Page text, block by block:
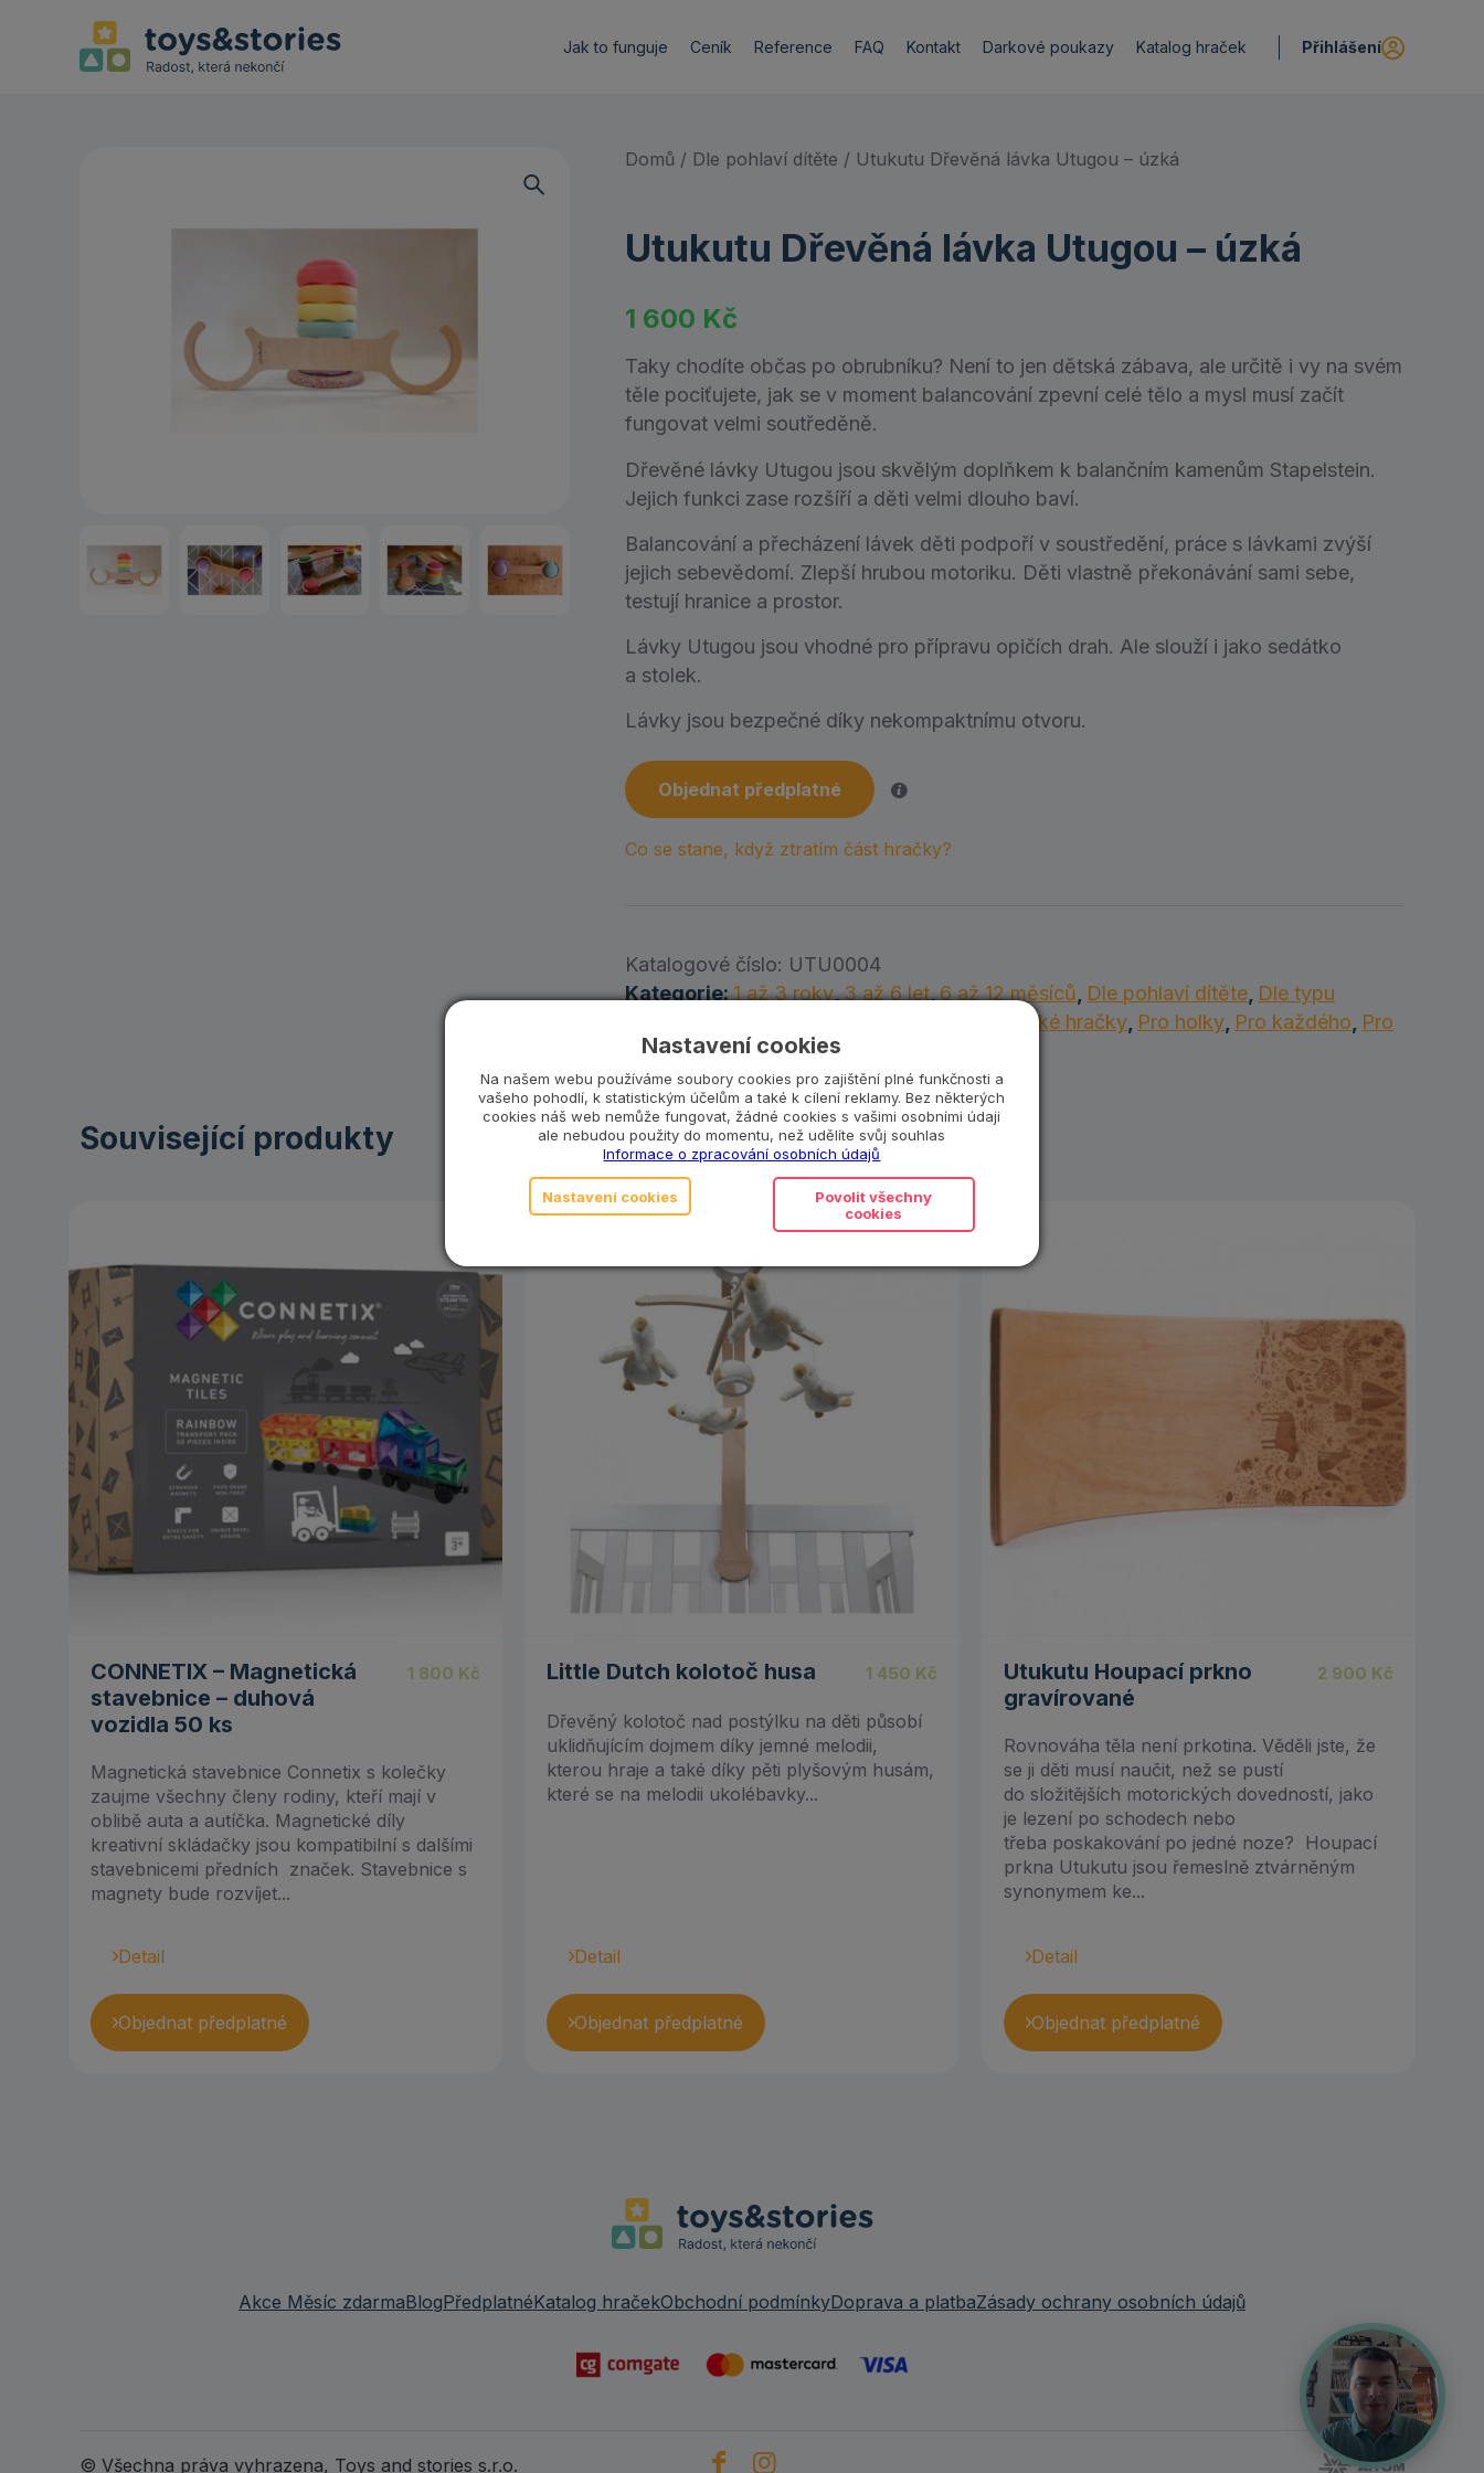
Jak to funguje Ceník Reference FAQ Kontakt Darkové poukazy Katalog hraček Přihlášení
Domů / Dle pohlaví dítěte / Utukutu Dřevěná lávka Utugou – úzká
Utukutu Dřevěná lávka Utugou – úzká
1 600 Kč
Taky chodíte občas po obrubníku? Není to jen dětská zábava, ale určitě i vy na svém
těle pociťujete, jak se v moment balancování zpevní celé tělo a mysl musí začít
fungovat velmi soutředěně.
Dřevěné lávky Utugou jsou skvělým doplňkem k balančním kamenům Stapelstein.
Jejich funkci zase rozšíří a děti velmi dlouho baví.
Balancování a přecházení lávek děti podpoří v soustředění, práce s lávkami zvýší
jejich sebevědomí. Zlepší hrubou motoriku. Děti vlastně překonávání sami sebe,
testují hranice a prostor.
Lávky Utugou jsou vhodné pro přípravu opičích drah. Ale slouží i jako sedátko
a stolek.
Lávky jsou bezpečné díky nekompaktnímu otvoru.
Objednat předplatné
Co se stane, když ztratím část hračky?
Katalogové číslo: UTU0004
Kategorie:1 až 3 roky,3 až 6 let,6 až 12 měsíců Dle pohlaví dítěte Dle typu
Motorické hračky Pro holky Pro každého Pro
kluky,Utukutu ,Venkovní hračky
Související produkty
CONNETIX – Magnetická
stavebnice – duhová
vozidla 50 ks
1 800 Kč
Magnetická stavebnice Connetix s kolečky
zaujme všechny členy rodiny, kteří mají v
oblibě auta a autíčka. Magnetické díly
kreativní skládačky jsou kompatibilní s dalšími
stavebnicemi předních značek. Stavebnice s
magnety bude rozvíjet...
Detail
Objednat předplatné
Little Dutch kolotoč husa 1 450 Kč
Dřevěný kolotoč nad postýlku na děti působí
uklidňujícím dojmem díky jemné melodii,
kterou hraje a také díky pěti plyšovým husám,
které se na melodii ukolébavky...
Detail
Objednat předplatné
Utukutu Houpací prkno
gravírované
2 900 Kč
Rovnováha těla není prkotina. Věděli jste, že
se ji děti musí naučit, než se pustí
do složitějších motorických dovedností, jako
je lezení po schodech nebo
třeba poskakování po jedné noze? Houpací
prkna Utukutu jsou řemeslně ztvárněným
synonymem ke...
Detail
Objednat předplatné
Akce Měsíc zdarmaBlogPředplatnéKatalog hračekObchodní podmínkyDoprava a platbaZásady ochrany osobních údajů
© Všechna práva vyhrazena, Toys and stories s.r.o.
Nastavení cookies
Na našem webu používáme soubory cookies pro zajištění plné funkčnosti a
vašeho pohodlí, k statistickým účelům a také k cílení reklamy. Bez některých
cookies náš web nemůže fungovat, žádné cookies s vašimi osobními údaji
ale nebudou použity do momentu, než udělíte svůj souhlas
Informace o zpracování osobních údajů
Nastavení cookies
Povolit všechny
cookies